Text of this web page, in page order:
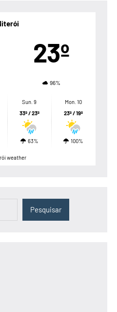
23º
96%
Sun. 9
33º / 23º
63%
Mon. 10
23º / 19º
100%
weather
Pesquisar